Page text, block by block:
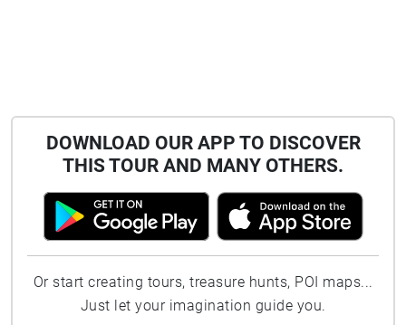
DOWNLOAD OUR APP TO DISCOVER
THIS TOUR AND MANY OTHERS.
Or start creating tours, treasure hunts, POI maps...
Just let your imagination guide you.